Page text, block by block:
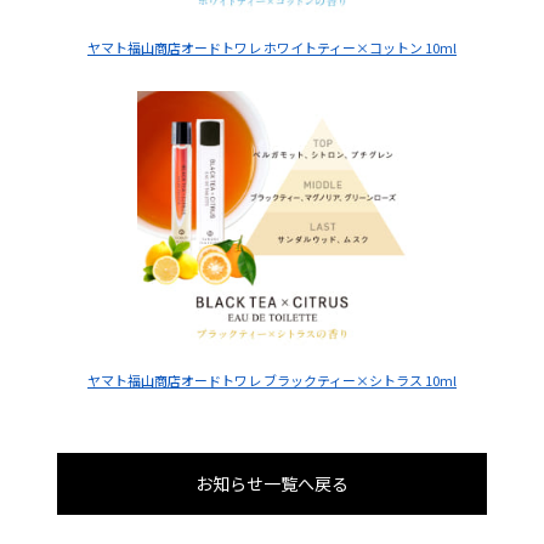
ヤマト福山商店オードトワレ ホワイトティー×コットン 10ml
ヤマト福山商店オードトワレ ブラックティー×シトラス 10ml
お知らせ一覧へ戻る